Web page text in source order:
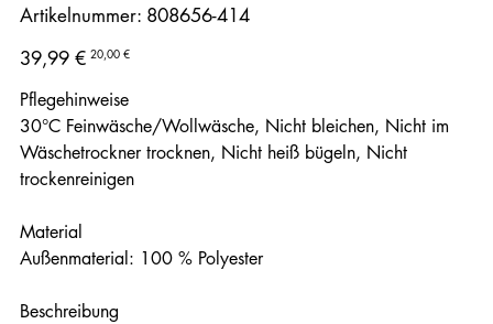
Artikelnummer: Artikelnummer:
808656-
808656-414
Ursprünglicher
Preis
39,99 € Angebotspreis
20,00 €
Pflegehinweise
30°C Feinwäsche/Wollwäsche, Nicht bleichen, Nicht im
Wäschetrockner trocknen, Nicht heiß bügeln, Nicht
trockenreinigen
Material
Außenmaterial: 100 % Polyester
Beschreibung